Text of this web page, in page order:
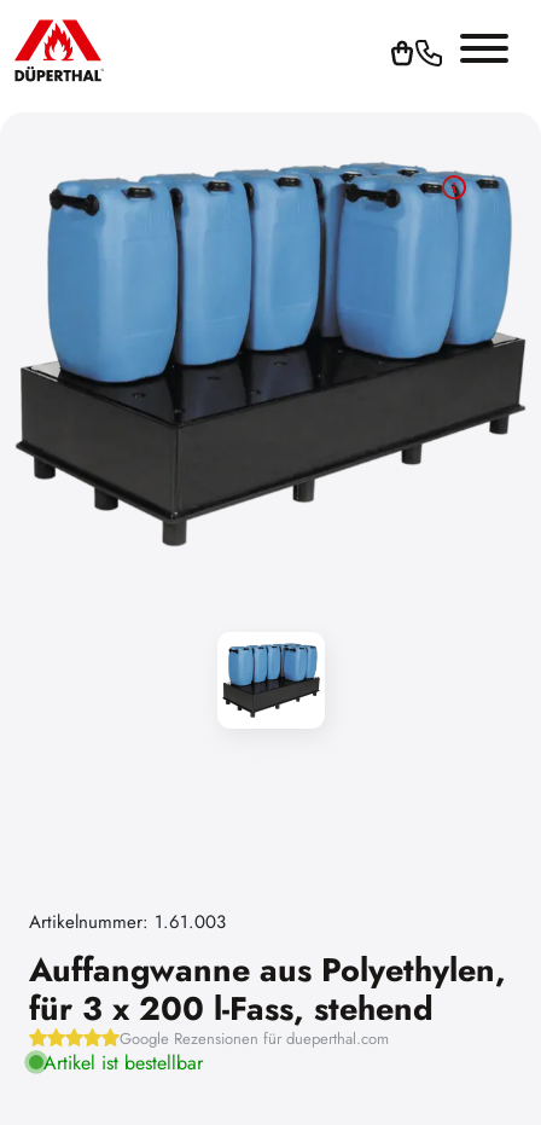
Artikelnummer: 1.61.003
Auffangwanne aus Polyethylen,
für 3 x 200 l-Fass, stehend
Google Rezensionen für dueperthal.com
Artikel ist bestellbar